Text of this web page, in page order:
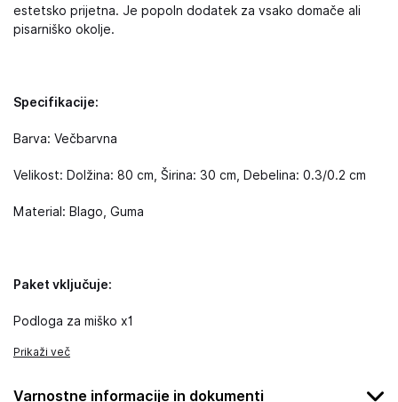
estetsko prijetna. Je popoln dodatek za vsako domače ali
pisarniško okolje.
Specifikacije:
Barva: Večbarvna
Velikost: Dolžina: 80 cm, Širina: 30 cm, Debelina: 0.3/0.2 cm
Material: Blago, Guma
Paket vključuje:
Podloga za miško x1
Prikaži več
Varnostne informacije in dokumenti